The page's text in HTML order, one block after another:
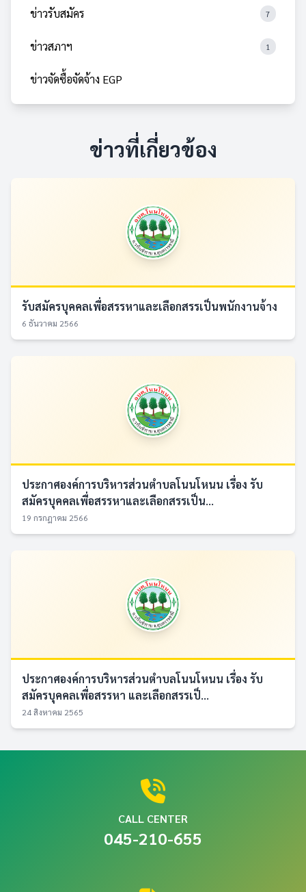
ข่าวรับสมัคร 7
ข่าวสภาฯ 1
ข่าวจัดซื้อจัดจ้าง EGP
ข่าวที่เกี่ยวข้อง
รับสมัครบุคคลเพื่อสรรหาและเลือกสรรเป็นพนักงานจ้าง
6 ธันวาคม 2566
ประกาศองค์การบริหารส่วนตำบลโนนโหนน เรื่อง รับ
สมัครบุคคลเพื่อสรรหาและเลือกสรรเป็น...
19 กรกฎาคม 2566
ประกาศองค์การบริหารส่วนตำบลโนนโหนน เรื่อง รับ
สมัครบุคคลเพื่อสรรหา และเลือกสรรเป็...
24 สิงหาคม 2565
CALL CENTER
045-210-655